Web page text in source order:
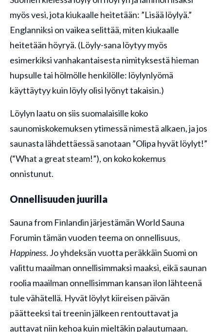
myös vesi, jota kiukaalle heitetään: ”Lisää löylyä.”
Englanniksi on vaikea selittää, miten kiukaalle
heitetään höyryä. (Löyly-sana löytyy myös
esimerkiksi vanhakantaisesta nimityksestä hieman
hupsulle tai hölmölle henkilölle: löylynlyömä
käyttäytyy kuin löyly olisi lyönyt takaisin.)
Löylyn laatu on siis suomalaisille koko
saunomiskokemuksen ytimessä nimestä alkaen, ja jos
saunasta lähdettäessä sanotaan ”Olipa hyvät löylyt!”
(“What a great steam!”), on koko kokemus
onnistunut.
Onnellisuuden juurilla
Sauna from Finlandin järjestämän World Sauna
Forumin tämän vuoden teema on onnellisuus,
Happiness. Jo yhdeksän vuotta peräkkäin Suomi on
valittu maailman onnellisimmaksi maaksi, eikä saunan
roolia maailman onnellisimman kansan ilon lähteenä
tule vähätellä. Hyvät löylyt kiireisen päivän
päätteeksi tai treenin jälkeen rentouttavat ja
auttavat niin kehoa kuin mieltäkin palautumaan.